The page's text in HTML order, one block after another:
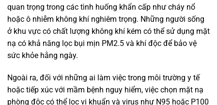
quan trọng trong các tình huống khẩn cấp như cháy nổ
hoặc ô nhiễm không khí nghiêm trọng. Những người sống
ở khu vực có chất lượng không khí kém có thể sử dụng mặt
nạ có khả năng lọc bụi mịn PM2.5 và khí độc để bảo vệ
sức khỏe hằng ngày.
Ngoài ra, đối với những ai làm việc trong môi trường y tế
hoặc tiếp xúc với mầm bệnh nguy hiểm, việc chọn mặt nạ
phòng độc có thể lọc vi khuẩn và virus như N95 hoặc P100